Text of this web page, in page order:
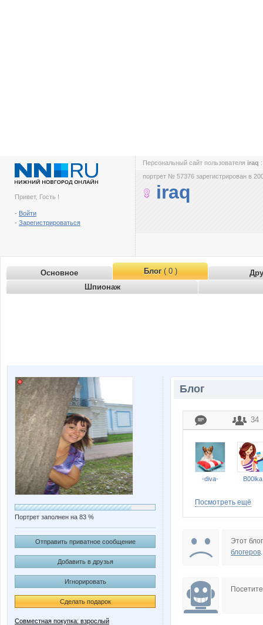
Привет, Гость !
- Войти
- Зарегистрироваться
Персональный сайт пользователя iraq
портрет № 57376 зарегистрирован в
iraq
Основное Блог( 0 )
Шпионаж
Портрет заполнен на 83 %
Отправить приватное сообщение
Добавить в друзья
Игнорировать
Сделать подарок
Совместная покупка: взрослый
Блог
34
-diva- B00lka
la-Belle
Посмотреть ещё
Этот
блогеров.